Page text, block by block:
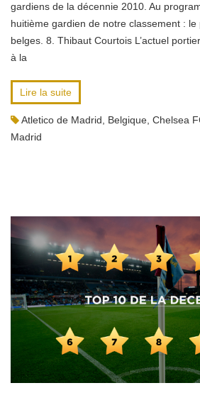
gardiens de la décennie 2010. Au
huitième gardien de notre classement :
belges. 8. Thibaut Courtois L’actuel
à la
Lire la suite
Atletico de Madrid Belgique Chelsea
Madrid